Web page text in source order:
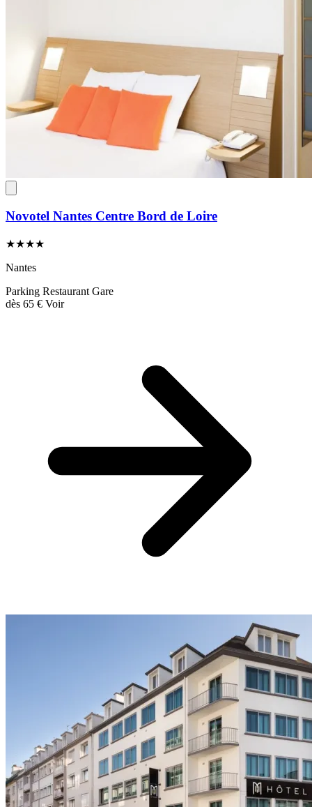
Novotel Nantes Centre Bord de Loire
★★★★
Nantes
Parking Restaurant Gare
dès 65 € Voir